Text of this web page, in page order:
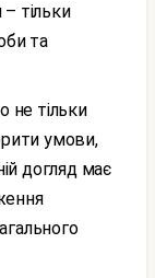
тільки
та
умови,
догляд має